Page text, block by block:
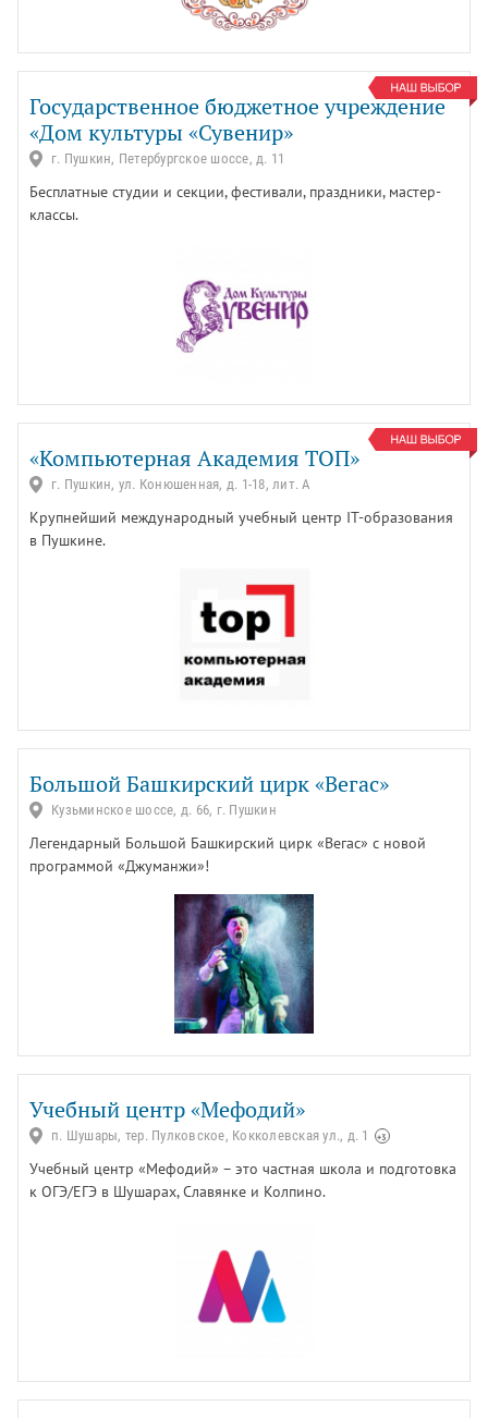
Государственное бюджетное учреждение
«Дом культуры «Сувенир»
г. Пушкин, Петербургское шоссе, д. 11
Бесплатные студии и секции, фестивали, праздники, мастер-
классы.
«Компьютерная Академия ТОП»
г. Пушкин, ул. Конюшенная, д. 1-18, лит. А
Крупнейший международный учебный центр IT-образования
в Пушкине.
Большой Башкирский цирк «Вегас»
Кузьминское шоссе, д. 66, г. Пушкин
Легендарный Большой Башкирский цирк «Вегас» с новой
программой «Джуманжи»!
Учебный центр «Мефодий»
п. Шушары, тер. Пулковское, Кокколевская ул., д. 1 +3
Учебный центр «Мефодий» – это частная школа и подготовка
к ОГЭ/ЕГЭ в Шушарах, Славянке и Колпино.